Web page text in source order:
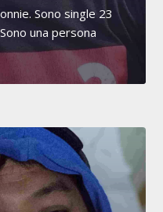
Sono single 23
una persona